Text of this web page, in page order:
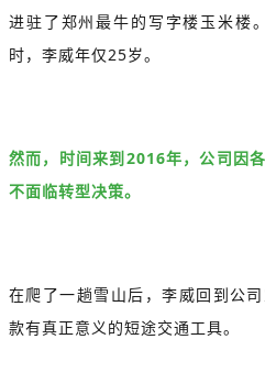
进驻了郑州最牛的写字楼玉米楼
时，李威年仅25岁。
然而，时间来到2016年，公司因
不面临转型决策。
在爬了一趟雪山后，李威回到公
款有真正意义的短途交通工具。